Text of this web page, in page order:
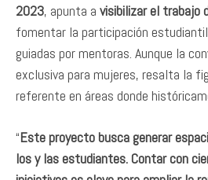
2023, apunta a visibilizar el trabajo
fomentar la participación
guiadas por mentoras. Aunque la
exclusiva para mujeres, resalta la
referente en áreas donde
“Este proyecto busca generar
los y las estudiantes. Contar con